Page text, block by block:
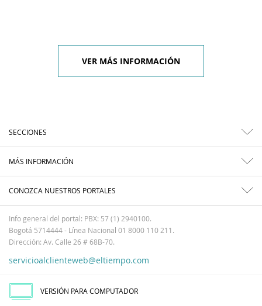
VER MÁS INFORMACIÓN
SECCIONES
MÁS INFORMACIÓN
CONOZCA NUESTROS PORTALES
Info general del portal: PBX: 57 (1) 2940100.
Bogotá 5714444 - Línea Nacional 01 8000 110 211.
Dirección: Av. Calle 26 # 68B-70.
servicioalclienteweb@eltiempo.com
VERSIÓN PARA COMPUTADOR